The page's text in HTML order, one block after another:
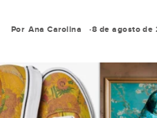
Por Ana Carolina 8 de agosto de